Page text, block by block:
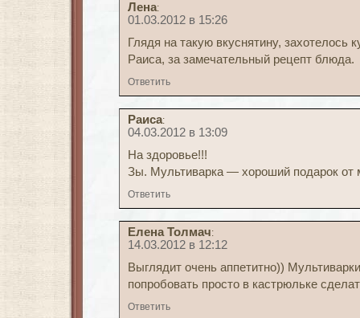
Лена:
01.03.2012 в 15:26
Глядя на такую вкуснятину, захотелось
Раиса, за замечательный рецепт блюда.
Ответить
Раиса:
04.03.2012 в 13:09
На здоровье!!!
Зы. Мультиварка — хороший подарок от
Ответить
Елена Толмач:
14.03.2012 в 12:12
Выглядит очень аппетитно))
попробовать просто в кастрюльке
Ответить